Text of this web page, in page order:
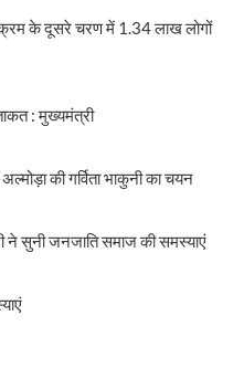
के दूसरे चरण में 1.34 लाख लोगों
: मुख्यमंत्री
की गर्विता भाकुनी का चयन
ने सुनी जनजाति समाज की समस्याएं